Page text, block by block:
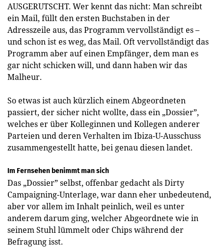
AUSGERUTSCHT. Wer kennt das nicht: Man schreibt
ein Mail, füllt den ersten Buchstaben in der
Adresszeile aus, das Programm vervollständigt es –
und schon ist es weg, das Mail. Oft vervollständigt das
Programm aber auf einen Empfänger, dem man es
gar nicht schicken will, und dann haben wir das
Malheur.
So etwas ist auch kürzlich einem Abgeordneten
passiert, der sicher nicht wollte, dass ein „­Dossier”,
welches er über Kolleginnen und Kollegen anderer
Parteien und deren Verhalten im Ibiza-U-Ausschuss
zusammengestellt hatte, bei genau diesen landet.
Im Fernsehen benimmt man sich
Das „Dossier” selbst, offenbar gedacht als Dirty
Campaigning-Unterlage, war dann eher unbedeutend,
aber vor allem im Inhalt peinlich, weil es unter
anderem darum ging, welcher Abgeordnete wie in
seinem Stuhl lümmelt oder Chips während der
Befragung isst.